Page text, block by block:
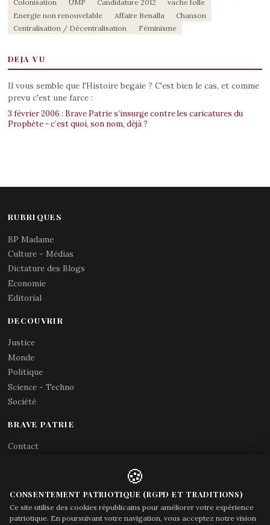
Colonisation
UMP Candidature 2012
vache folle
Energie non renouvelable
Affaire Benalla
Chanson
Centralisation / Décentralisation
Féminisme
DEJA VU
Il vous semble que l'Histoire begaie ? C'est bien le cas, et comme
prevu c'est une farce :
3 février 2006 : Brave Patrie s’insurge contre les caricatures du
Prophète - c’est quoi, son nom, déjà ?
RUBRIQUES
BP Madame
Culture - Médias
Dictature des Blogs
Economie
Editorial
DECOUVRIR
Justice
Monde
Politique
Science - Techno
Société
BRAVE PATRIE
Contact
Acces gouvernement
🍪
CONSENTEMENT PATRIOTIQUE (RGPD ET TRADITIONS)
Ce site utilise des cookies républicains pour améliorer votre expérience
patriotique. En poursuivant votre navigation, vous acceptez notre vision